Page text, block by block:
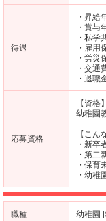
待遇
・昇給
・賞与
・私学
・雇用
・労災
・交通
・退職
応募資格
【資格】
幼稚園
【こん
・新卒
・第二
・保育
・幼稚
職種 幼稚園